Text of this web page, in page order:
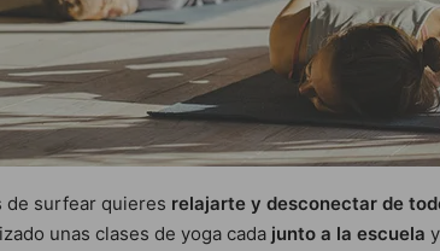
de surfear quieres relajarte y desconectar de
unas clases de yoga cada junto a la escuela